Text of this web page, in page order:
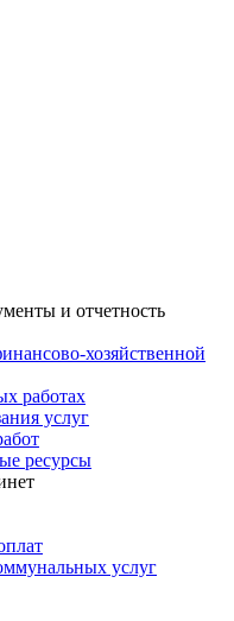
и отчетность
хозяйственной
работах
услуг
ресурсы
услуг